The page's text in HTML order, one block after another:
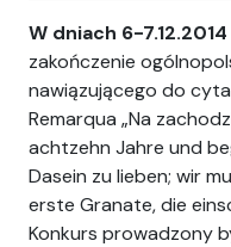
W dniach 6-7.12.2014
zakończenie
nawiązującego do
Remarqua „Na
achtzehn Jahre und
Dasein zu lieben; wir
erste Granate, die
Konkurs prowadzony